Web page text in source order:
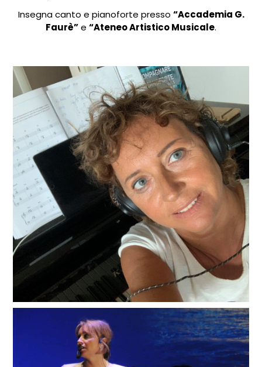
Insegna canto e pianoforte presso “Accademia G.
Faurè”e “Ateneo Artistico Musicale.